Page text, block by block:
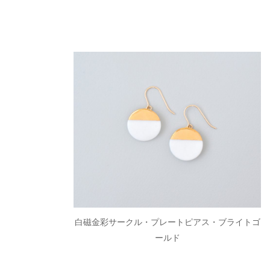
白磁金彩サークル・プレートピアス・ブライトゴ
ールド